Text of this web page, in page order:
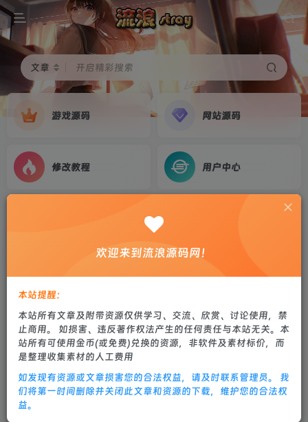
文章 开启精彩搜索
游戏源码 网站源码
修改教程 用户中心
2024最新整理linux服务端+后台+安卓+教程
2年前更新
0 644 11
欢迎来到流浪源码网！
本站提醒：
本站所有文章及附带资源仅供学习、交流、欣赏、讨论使用，禁
止商用。 如损害、违反著作权法产生的任何责任与本站无关。本
站所有可使用金币(或免费)兑换的资源，非软件及素材标价，而
是整理收集素材的人工费用
如发现有资源或文章损害您的合法权益，请及时联系管理员。 我
们将第一时间删除并关闭此文章和资源的下载，维护您的合法权
益。